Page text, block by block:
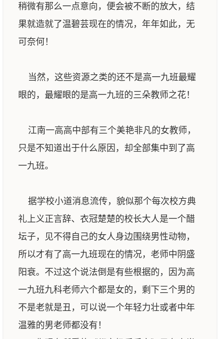
稍微有那么一点意向，便会被不断的放大，结
果就造就了温碧芸现在的情况，年年如此，无
可奈何！
当然，这些资源之类的还不是高一九班最耀
眼的，最耀眼的是高一九班的三朵教师之花！
江南一高高中部有三个美艳非凡的女教师，
只是不知道出于什么原因，却全部集中到了高
一九班。
据学校小道消息流传，貌似那个每次校方典
礼上义正言辞、衣冠楚楚的校长大人是一个醋
坛子，见不得自己的女人身边围绕男性动物，
所以才有了高一九班现在的情况，老师中阴盛
阳衰。不过这个说法倒是有些根据的，因为高
一九班九科老师六个都是女的，剩下三个男的
不是老就是丑，可以说一个年轻力壮或者中年
温雅的男老师都没有！